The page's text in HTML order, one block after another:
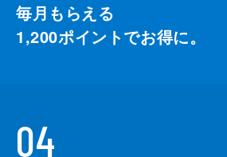
毎月もらえる
1,200ポイントでお得に。
04